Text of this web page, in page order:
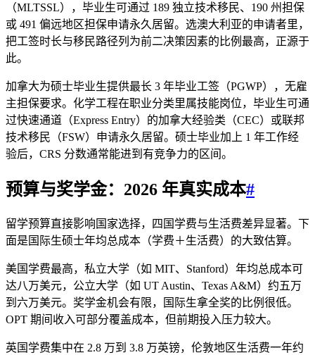
（MLTSSL），毕业生可通过 189 独立技术移民、190 州担保
或 491 偏远地区担保申请永久居留。选澳大利亚的申请者里，
把工签时长与移民路径列为前二决策因素的比例最高，正源于
此。
加拿大为硕士毕业生提供最长 3 年毕业工签（PGWP），无雇
主担保要求。化学工程在职业分类里属技能岗位，毕业生可通
过快速通道（Express Entry）的加拿大经验类（CEC）或联邦
技术移民（FSW）申请永久居留。硕士毕业加上 1 年工作经
验后，CRS 分数通常能进到有竞争力的区间。
预算与奖学金：2026 年真实成本#
留学预算直接影响国家选择，四国学费与生活费差异显著。下
面是国际生硕士年均总成本（学费＋生活费）的大致估算。
美国学费最高，私立大学（如 MIT、Stanford）年均总成本可
达八万美元，公立大学（如 UT Austin、Texas A&M）约五万
到六万美元。奖学金机会有限，国际生拿全奖的比例很低。
OPT 期间收入可部分覆盖成本，但前期投入压力较大。
英国学费集中在 2.8 万到 3.8 万英镑，伦敦地区生活费一年约